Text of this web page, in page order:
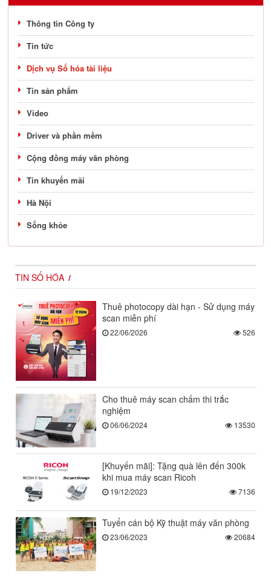
Thông tin Công ty
Tin tức
Dịch vụ Số hóa tài liệu
Tin sản phẩm
Video
Driver và phần mềm
Cộng đồng máy văn phòng
Tin khuyến mãi
Hà Nội
Sống khỏe
TIN SỐ HÓA
Thuê photocopy dài hạn - Sử dụng máy
scan miễn phí
22/06/2026 526
Cho thuê máy scan chấm thi trắc
nghiệm
06/06/2024 13530
[Khuyến mãi]: Tặng quà lên đến 300k
khi mua máy scan Ricoh
19/12/2023 7136
Tuyển cán bộ Kỹ thuật máy văn phòng
23/06/2023 20684